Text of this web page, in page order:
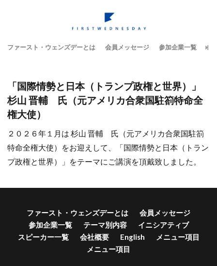
ファースト・ウェンズデーとは 会員メッセージ 参加企業一覧 テ
「国際情勢と日本（トランプ政権と世界）」
杉山 晋輔 氏（元アメリカ合衆国駐箚特命全
権大使）
２０２６年１月は 杉山 晋輔 氏（元アメリカ合衆国駐箚
特命全権大使）をお迎えして、「国際情勢と日本（トラン
プ政権と世界）」をテーマにご講演を頂戴致しました。
ファースト・ウェンズデーとは
会員メッセージ
参加企業一覧
テーマ別内容
イニシアティブ
スピーカー一覧
会社概要 English
メニュー項目
メニュー項目